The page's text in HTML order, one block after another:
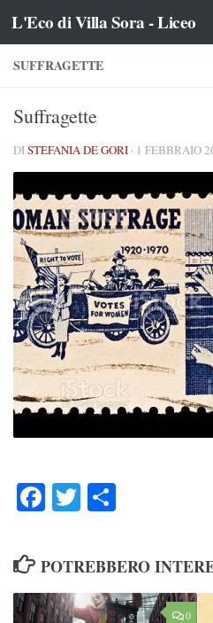
Salta al contenuto
L'Eco di Villa Sora - Liceo
SUFFRAGETTE
Suffragette
DISTEFANIA DE GORI · 1 FEBBRAIO
FacebookTwitter
POTREBBERO
0